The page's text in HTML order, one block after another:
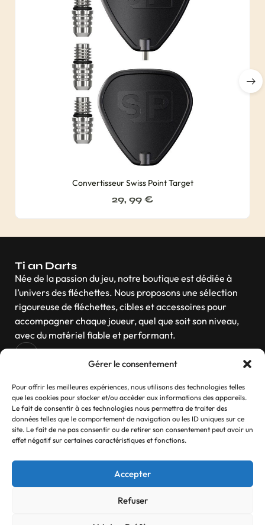
Gérer le consentement
Pour offrir les meilleures expériences, nous utilisons des technologies telles
que les cookies pour stocker et/ou accéder aux informations des appareils.
Le fait de consentir à ces technologies nous permettra de traiter des
données telles que le comportement de navigation ou les ID uniques sur ce
site. Le fait de ne pas consentir ou de retirer son consentement peut avoir un
effet négatif sur certaines caractéristiques et fonctions.
Accepter
Refuser
Convertisseur Swiss Point Target
29, 99 €
Ti an Darts
Née de la passion du jeu, notre boutique est dédiée à
l’univers des fléchettes. Nous proposons une sélection
rigoureuse de fléchettes, cibles et accessoires pour
accompagner chaque joueur, quel que soit son niveau,
avec du matériel fiable et performant.
Navigation
Contactez-nous
Contact